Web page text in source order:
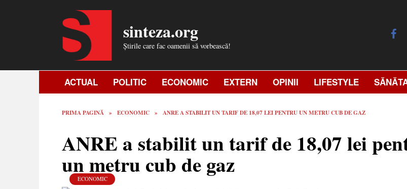
sinteza.org
Știrile care fac oamenii să vorbească!
ACTUAL POLITIC ECONOMIC EXTERN OPINII LIFESTYLE
PRIMA PAGINĂ » ECONOMIC » ANRE A STABILIT UN TARIF DE 18,07 LEI PENTRU UN METRU CUB DE GAZ
ANRE a stabilit un tarif de 18,07 lei
un metru cub de gaz
ECONOMIC